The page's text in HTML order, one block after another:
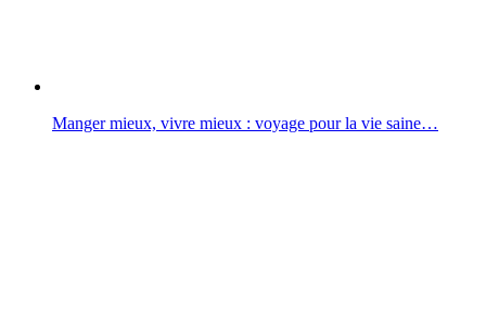
Manger mieux, vivre mieux : voyage pour la vie saine…